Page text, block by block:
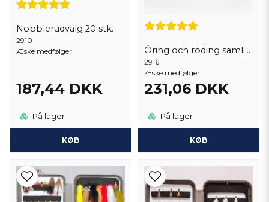
Nobblerudvalg 20 stk.
2910
Æske medfølger
187,44 DKK
På lager
KØB
Öring och röding samlingen 26 st.
2916
Æske medfølger.
231,06 DKK
På lager
KØB